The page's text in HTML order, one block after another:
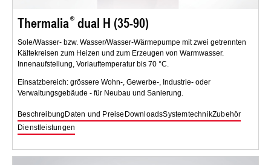
Thermalia dual H (35-90)
Sole/Wasser- bzw. Wasser/Wasser-Wärmepumpe mit zwei getrennten
Kältekreisen zum Heizen und zum Erzeugen von Warmwasser.
Innenaufstellung, Vorlauftemperatur bis 70 °C.
Einsatzbereich: grössere Wohn-, Gewerbe-, Industrie- oder
Verwaltungsgebäude - für Neubau und Sanierung.
BeschreibungDaten und Preise DownloadsSystemtechnikZubehör
Dienstleistungen